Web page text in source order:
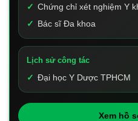
Chứng chỉ xét nghiệm Y
Bác sĩ Đa khoa
Lịch sử công tác
Đại học Y Dược TPHCM
Xem hồ